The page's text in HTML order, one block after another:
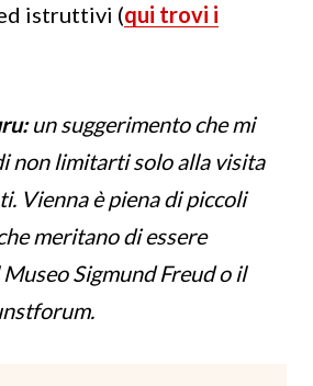
istruttivi (qui trovi i
un suggerimento che mi
non limitarti solo alla visita
Vienna è piena di piccoli
meritano di essere
Sigmund Freud o il